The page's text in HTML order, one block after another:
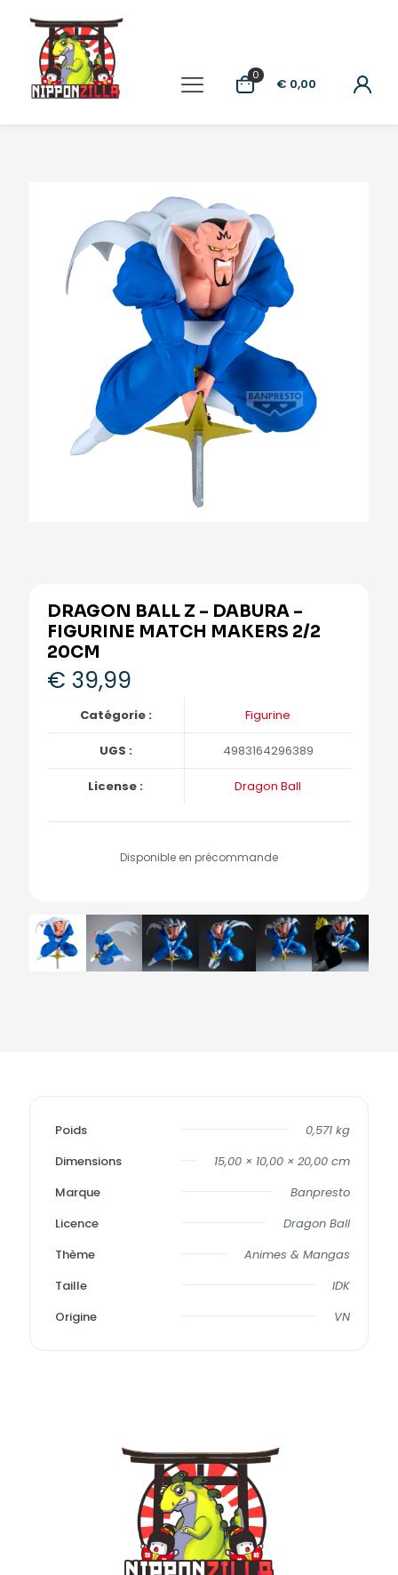
0
€ 0,00
DRAGON BALL Z – DABURA –
FIGURINE MATCH MAKERS 2/2
20CM
€ 39,99
Catégorie : Figurine
UGS : 4983164296389
License : Dragon Ball
Disponible en précommande
Poids
0,571 kg
Dimensions
15,00 × 10,00 × 20,00 cm
Marque
Banpresto
Licence
Dragon Ball
Thème
Animes & Mangas
Taille
IDK
Origine
VN